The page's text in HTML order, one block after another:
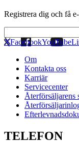
Registrera dig och få
XFacebookYouTube
Om
Kontakta oss
Karriär
Servicecenter
Återförsäljarens
TELEFON